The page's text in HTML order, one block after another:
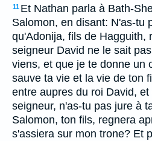
11 Et Nathan parla à Bath-
Salomon, en disant: N'as-tu
qu'Adonija, fils de Hagguith,
seigneur David ne le sait
viens, et que je te donne un
sauve ta vie et la vie de ton
entre aupres du roi David,
seigneur, n'as-tu pas jure à
Salomon, ton fils, regnera
s'assiera sur mon trone? Et